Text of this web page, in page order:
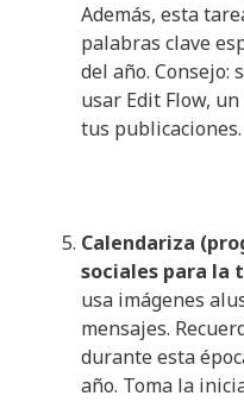
Además, esta
palabras clave
del año. Consejo:
usar Edit Flow,
tus publicaciones.
Calendariza
sociales para la
usa imágenes
mensajes.
durante esta
año. Toma la